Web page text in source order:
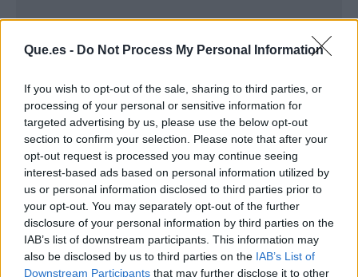
Que.es - Do Not Process My Personal Information
If you wish to opt-out of the sale, sharing to third parties, or
processing of your personal or sensitive information for
targeted advertising by us, please use the below opt-out
section to confirm your selection. Please note that after your
opt-out request is processed you may continue seeing
interest-based ads based on personal information utilized by
us or personal information disclosed to third parties prior to
your opt-out. You may separately opt-out of the further
disclosure of your personal information by third parties on the
IAB’s list of downstream participants. This information may
also be disclosed by us to third parties on the IAB’s List of
Downstream Participants that may further disclose it to other
Publicidad